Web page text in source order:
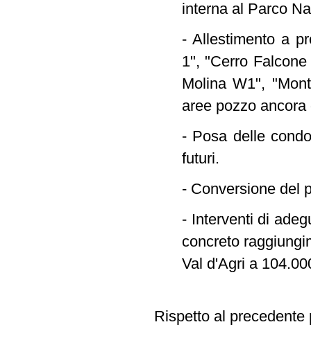
interna al Parco
- Allestimento a
1", "Cerro
Molina W1",
aree pozzo
- Posa delle
futuri.
- Conversione del
- Interventi di
concreto
Val d'Agri a
Rispetto al